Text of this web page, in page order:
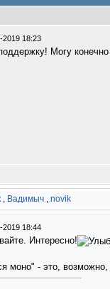
2019 18:23
Могу
, Вадимыч , novik
2019 18:44
Интересно!
моно" - это,